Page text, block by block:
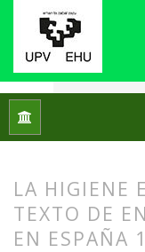
Inicio
LA HIGIENE
TEXTO DE
EN ESPAÑA